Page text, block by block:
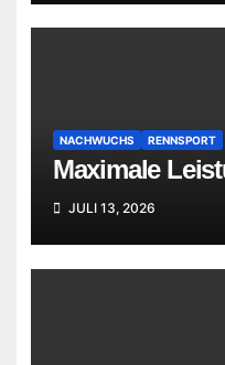
NACHWUCHS RENNSPORT
Maximale
JULI 13, 2026